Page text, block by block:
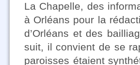
La Chapelle, des
à Orléans pour la
d’Orléans et des
suit, il convient de se
paroisses étaient